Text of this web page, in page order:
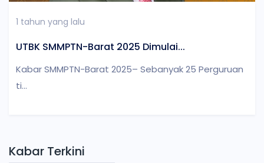
1 tahun yang lalu
UTBK SMMPTN-Barat 2025 Dimulai...
Kabar SMMPTN-Barat 2025– Sebanyak 25 Perguruan
ti...
Kabar Terkini